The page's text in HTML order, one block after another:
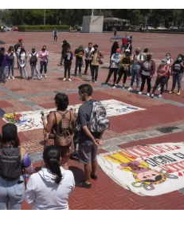
desarticular estructuras